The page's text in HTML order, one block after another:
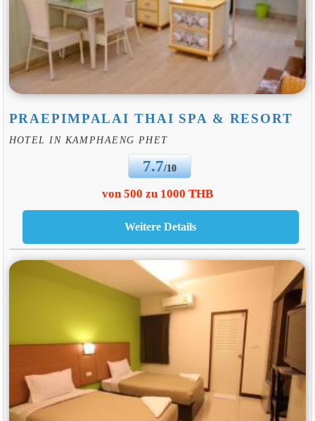
PRAEPIMPALAI THAI SPA & RESORT
HOTEL IN KAMPHAENG PHET
7.7/10
von 500 zu 1000 THB